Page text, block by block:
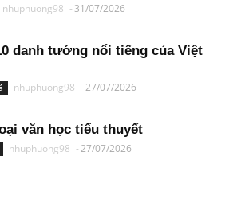
nhuphuong98 - 31/07/2026
danh tướng nổi tiếng của Việt
nhuphuong98 -27/07/2026
văn học tiểu thuyết
nhuphuong98 -27/07/2026